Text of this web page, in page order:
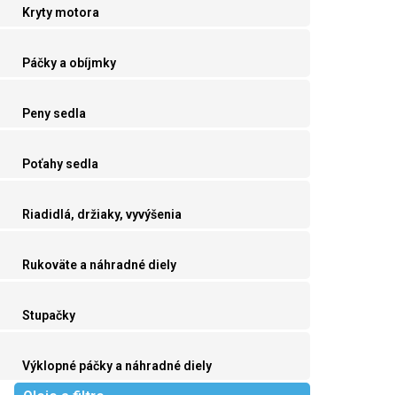
Kryty motora
Páčky a obíjmky
Peny sedla
Poťahy sedla
Riadidlá, držiaky, vyvýšenia
Rukoväte a náhradné diely
Stupačky
Výklopné páčky a náhradné diely